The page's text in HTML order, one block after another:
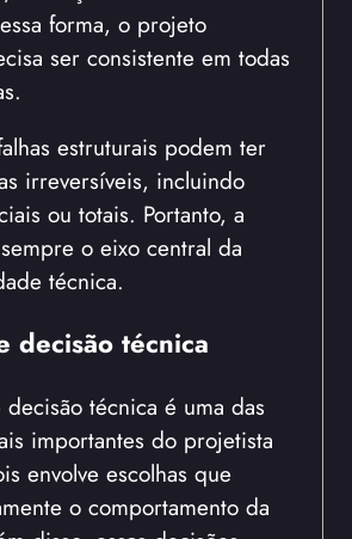
forma, o projeto
ser consistente em todas
estruturais podem ter
irreversíveis, incluindo
ou totais. Portanto, a
o eixo central da
técnica.
decisão técnica
técnica é uma das
importantes do projetista
envolve escolhas que
o comportamento da